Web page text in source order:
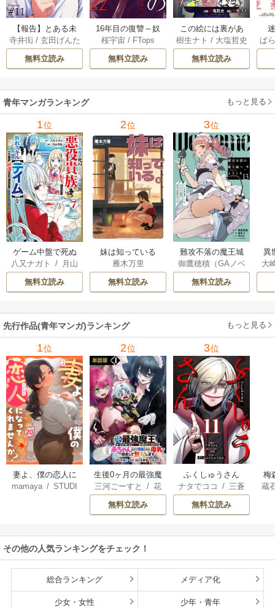
【報告】とある未
解決事件について 1
1巻
寺井衒/ 玄田げんた
無料立読み
16年目の復讐～奴
らを地獄に送るま
で 22巻
桜宇宙 / FTops
無料立読み
この絵には裏があ
る 6巻
樹生ナト / 大塩哲史
無料立読み
ぱ
青年マンガランキング もっと見る
1位
ゲーム中盤で死ぬ
悪役貴族に転生し
たので、外れスキ
ル【テイム】を駆
してみた
八又ナガト /
月山
可也
無料立読み
2位
妹は知っている
雁木万里
無料立読み
3位
難攻不落の魔王城
へようこそ～デバ
フは不要と勇者パ
ーティーを追い出
魔王軍の最高幹部
に迎えられる～
御鷹穂積（GAノベ
ル／SBクリエイテ
ィブ刊）/蚕堂j1
六/ユウヒ
無料立読み
異
は
大
Ａ
先行作品(青年マンガ)ランキング もっと見る
1位
妻よ、僕の恋人に
なってくれません
mamaya/STUDI
2位
生後0ヶ月の最強魔
王 食べるだけ強
くなるチート能力
持ち転生者だけど
雄たちの母乳で成
長して無双します
三河ごーすと /花
房雪/ マップ
無料立読み
3位
ふくしゅうさん
ナタでココ /三蒼
/
チームふくし
ゅうさん
無料立読み
梅
蔵
その他の人気ランキングをチェック！
総合ランキング メディア化
少女・女性 少年・青年